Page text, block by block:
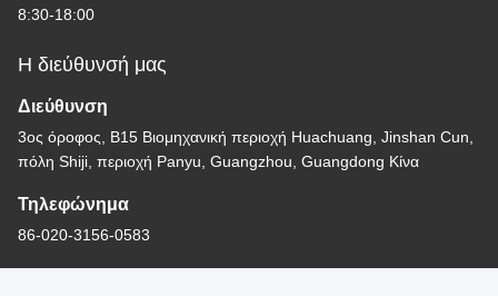
Η διεύθυνσή μας
Διεύθυνση
3ος όροφος, Β15 Βιομηχανική περιοχή Huachuang, Jinshan Cun,
πόλη Shiji, περιοχή Panyu, Guangzhou, Guangdong Κίνα
Τηλεφώνημα
86-020-3156-0583